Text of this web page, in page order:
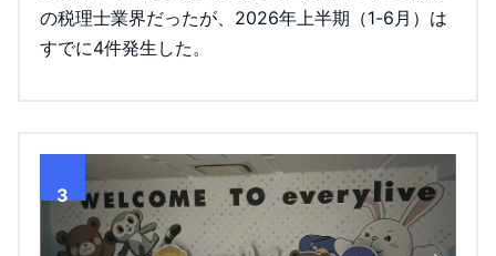
の税理士業界だったが、2026年上半期（1-6月）は
すでに4件発生した。
3